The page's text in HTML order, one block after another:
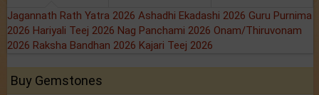
Jagannath Rath Yatra 2026 Ashadhi Ekadashi 2026 Guru Purnima
2026 Hariyali Teej 2026 Nag Panchami 2026 Onam/Thiruvonam
2026 Raksha Bandhan 2026 Kajari Teej 2026
Buy Gemstones